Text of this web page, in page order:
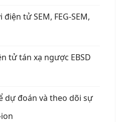
tử SEM, FEG-SEM,
tử tán xạ ngược EBSD
dự đoán và theo dõi sự